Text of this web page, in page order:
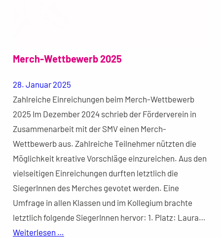
Merch-Wettbewerb 2025
28. Januar 2025
Zahlreiche Einreichungen beim Merch-Wettbewerb
2025 Im Dezember 2024 schrieb der Förderverein in
Zusammenarbeit mit der SMV einen Merch-
Wettbewerb aus. Zahlreiche Teilnehmer nützten die
Möglichkeit kreative Vorschläge einzureichen. Aus den
vielseitigen Einreichungen durften letztlich die
SiegerInnen des Merches gevotet werden. Eine
Umfrage in allen Klassen und im Kollegium brachte
letztlich folgende SiegerInnen hervor: 1. Platz: Laura…
Weiterlesen …